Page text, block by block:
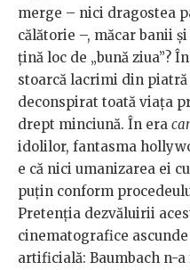
merge – nici dragostea
călătorie –, măcar banii
țină loc de „bună ziua”?
stoarcă lacrimi din piatră
deconspirat toată viața
drept minciună. În era
idolilor, fantasma
e că nici umanizarea ei
puțin conform
Pretenția dezvăluirii
cinematografice
artificială: Baumbach n-